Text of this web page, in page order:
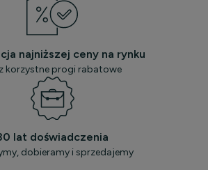
najniższej ceny na rynku
korzystne progi rabatowe
lat doświadczenia
dobieramy i sprzedajemy